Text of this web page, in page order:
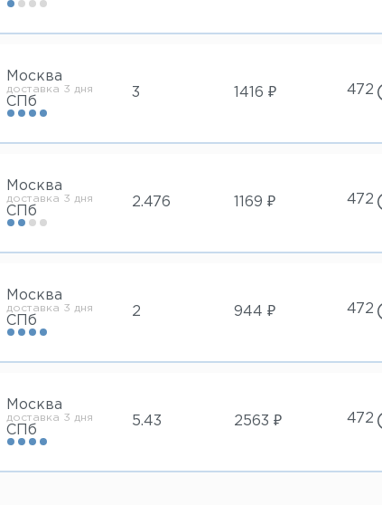
Москва
доставка 3 дня
СПб
3 1416 ₽ 472
Москва
доставка 3 дня
СПб
2.476 1169 ₽ 472
Москва
доставка 3 дня
СПб
2 944 ₽ 472
Москва
доставка 3 дня
СПб
5.43 2563 ₽ 472